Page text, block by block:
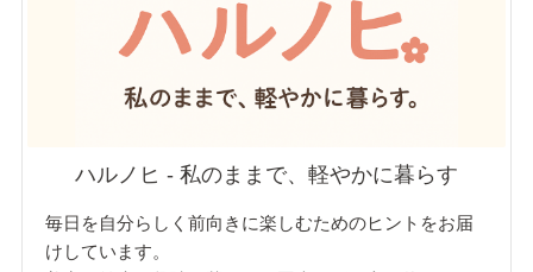
ハルノヒ - 私のままで、軽やかに暮らす
毎日を自分らしく前向きに楽しむためのヒントをお届
けしています。